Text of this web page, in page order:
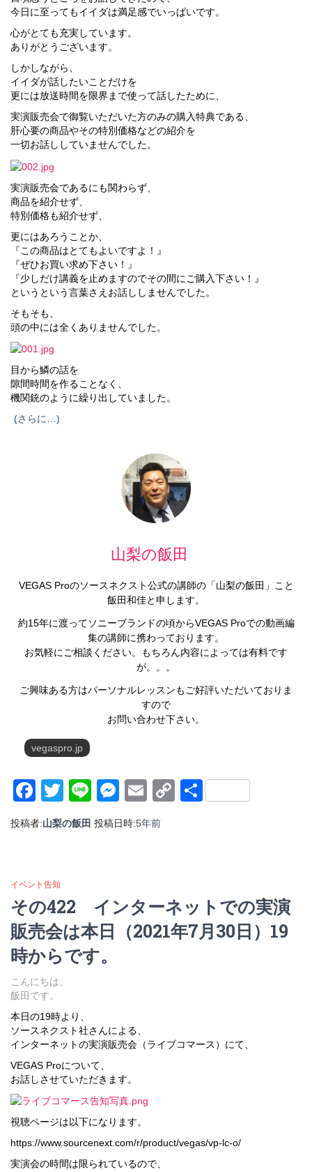
今日に至ってもイイダは満足感でいっぱいです。
心がとても充実しています。
ありがとうございます。
しかしながら、
イイダが話したいことだけを
更には放送時間を限界まで使って話したために、
実演販売会で御覧いただいた方のみの購入特典である、
肝心要の商品やその特別価格などの紹介を
一切お話ししていませんでした。
実演販売会であるにも関わらず、
商品を紹介せず、
特別価格も紹介せず、
更にはあろうことか、
『この商品はとてもよいですよ！』
『ぜひお買い求め下さい！』
『少しだけ講義を止めますのでその間にご購入下さい！』
というという言葉さえお話ししませんでした。
そもそも、
頭の中には全くありませんでした。
目から鱗の話を
隙間時間を作ることなく、
機関銃のように繰り出していました。
(さらに…)
山梨の飯田
VEGAS Proのソースネクスト公式の講師の「山梨の飯田」こと
飯田和佳と申します。
約15年に渡ってソニーブランドの頃からVEGAS Proでの動画編
集の講師に携わっております。
お気軽にご相談ください。もちろん内容によっては有料です
が。。。
ご興味ある方はパーソナルレッスンもご好評いただいておりま
すので
お問い合わせ下さい。
vegaspro.jp
Facebook
Twitter
LineMessenger
EmailCopy
共
投稿者:山梨の飯田 投稿日時:5年前
イベント告知
その422 インターネットでの実演
販売会は本日（2021年7月30日）19
時からです。
こんにちは、
飯田です。
本日の19時より、
ソースネクスト社さんによる、
インターネットの実演販売会（ライブコマース）にて、
VEGAS Proについて、
お話しさせていただきます。
視聴ページは以下になります。
https://www.sourcenext.com/r/product/vegas/vp-lc-o/
実演会の時間は限られているので、